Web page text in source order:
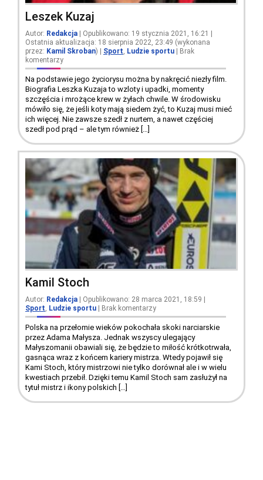
Leszek Kuzaj
Autor: Redakcja | Opublikowano: 19 stycznia 2021, 16:21 |
Ostatnia aktualizacja: 18 sierpnia 2022, 23:49 (wykonana
przez: Kamil Skroban) Sport, Ludzie sportu
Brak
komentarzy
Na podstawie jego życiorysu można by nakręcić niezły film.
Biografia Leszka Kuzaja to wzloty i upadki, momenty
szczęścia i mrożące krew w żyłach chwile. W środowisku
mówiło się, że jeśli koty mają siedem żyć, to Kuzaj musi mieć
ich więcej. Nie zawsze szedł z nurtem, a nawet częściej
szedł pod prąd – ale tym również […]
Kamil Stoch
Autor: Redakcja | Opublikowano: 28 marca 2021, 18:59 |
Sport Ludzie sportu | Brak komentarzy
Polska na przełomie wieków pokochała skoki narciarskie
przez Adama Małysza. Jednak wszyscy ulegający
Małyszomanii obawiali się, że będzie to miłość krótkotrwała,
gasnąca wraz z końcem kariery mistrza. Wtedy pojawił się
Kami Stoch, który mistrzowi nie tylko dorównał ale i w wielu
kwestiach przebił. Dzięki temu Kamil Stoch sam zasłużył na
tytuł mistrz i ikony polskich […]